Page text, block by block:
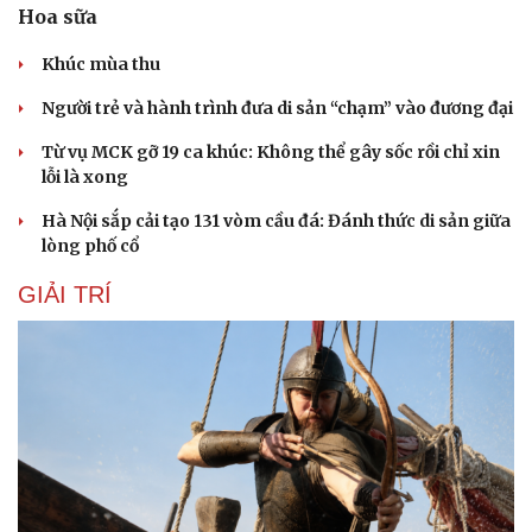
Hoa sữa
Khúc mùa thu
Người trẻ và hành trình đưa di sản “chạm” vào đương đại
Từ vụ MCK gỡ 19 ca khúc: Không thể gây sốc rồi chỉ xin
lỗi là xong
Hà Nội sắp cải tạo 131 vòm cầu đá: Đánh thức di sản giữa
lòng phố cổ
GIẢI TRÍ